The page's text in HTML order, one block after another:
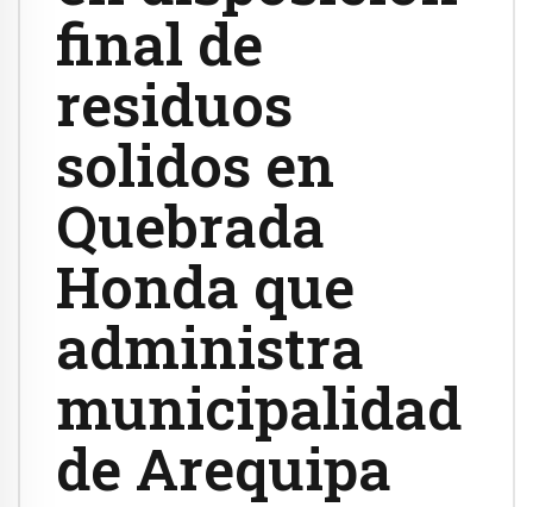
final de
residuos
solidos en
Quebrada
Honda que
administra
municipalidad
de Arequipa